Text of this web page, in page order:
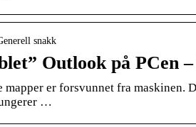
snakk
Outlook på PCen
er forsvunnet fra maskinen.
…